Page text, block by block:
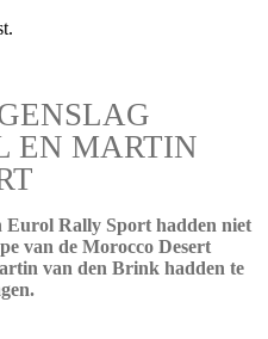
EN MARTIN
Eurol Rally Sport hadden niet
van de Morocco Desert
van den Brink hadden te